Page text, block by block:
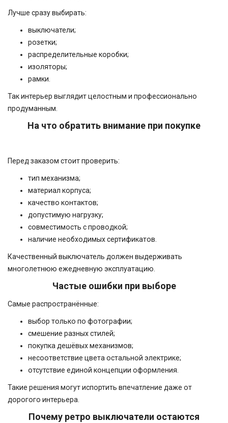
Лучше сразу выбирать:
выключатели;
розетки;
распределительные коробки;
изоляторы;
рамки.
Так интерьер выглядит целостным и профессионально
продуманным.
На что обратить внимание при покупке
Перед заказом стоит проверить:
тип механизма;
материал корпуса;
качество контактов;
допустимую нагрузку;
совместимость с проводкой;
наличие необходимых сертификатов.
Качественный выключатель должен выдерживать
многолетнюю ежедневную эксплуатацию.
Частые ошибки при выборе
Самые распространённые:
выбор только по фотографии;
смешение разных стилей;
покупка дешёвых механизмов;
несоответствие цвета остальной электрике;
отсутствие единой концепции оформления.
Такие решения могут испортить впечатление даже от
дорогого интерьера.
Почему ретро выключатели остаются